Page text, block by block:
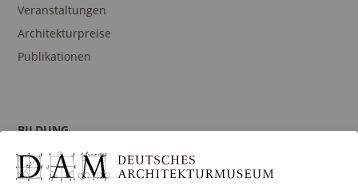
Veranstaltungen
Architekturpreise
Publikationen
BILDUNG
Programm
Führungen und Touren